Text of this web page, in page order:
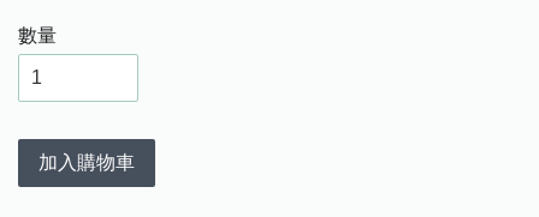
數量
加入購物車